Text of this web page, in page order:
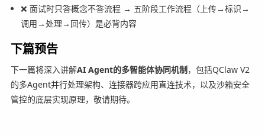
❌ 面试时只答概念不答流程 → 五阶段工作流程（上传→标识→
调用→处理→回传）是必背内容
下篇预告
下一篇将深入讲解AI Agent的多智能体协同机制，包括QClaw V2
的多Agent并行处理架构、连接器跨应用直连技术，以及沙箱安全
管控的底层实现原理，敬请期待。